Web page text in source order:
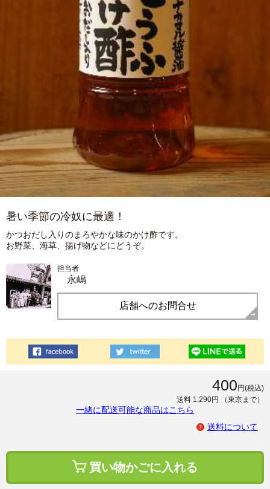
暑い季節の冷奴に最適！
かつおだし入りのまろやかな味のかけ酢です。
お野菜、海草、揚げ物などにどうぞ。
担当者
永嶋
店舗へのお問合せ
400 円(税込)
送料 1,290円
（東京まで）
一緒に配送可能な商品はこちら
送料について
買い物かごに入れる